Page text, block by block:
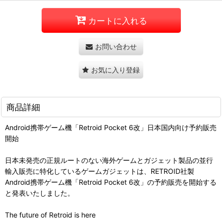
カートに入れる
お問い合わせ
お気に入り登録
商品詳細
Android携帯ゲーム機「Retroid Pocket 6改」日本国内向け予約販売
開始
日本未発売の正規ルートのない海外ゲームとガジェット製品の並行
輸入販売に特化しているゲームガジェットは、RETROID社製
Android携帯ゲーム機「Retroid Pocket 6改」の予約販売を開始する
と発表いたしました。
The future of Retroid is here